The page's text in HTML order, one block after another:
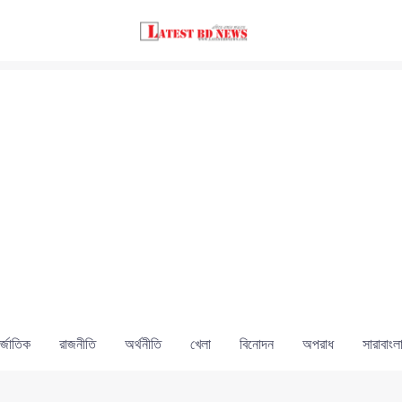
রাজনীতি অর্থনীতি খেলা বিনোদন অপরাধ সারাবাংলা